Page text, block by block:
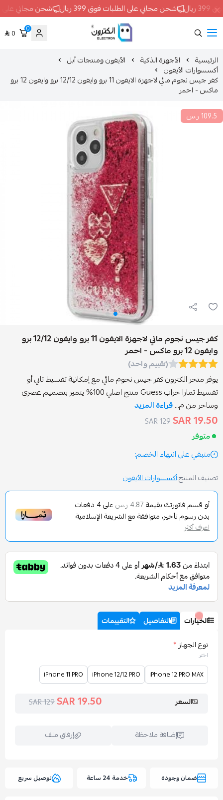
شحن مجاني على الطلبات فوق 399 ريال شحن مجاني على الطلبات فوق 399 ريال
الأجهزة الذكية الآيفون ومنتجات أبل
كفر جيس نجوم مائي لاجهزة الايفون 11 برو وايفون 12/12 برو وايفون 12 برو
كفر جيس نجوم مائي لاجهزة الايفون 11 برو وايفون 12/12 برو
(تقييم واحد)
كفر جيس نجوم مائي مع إمكانية تقسيط تابي أو
تقسيط تمارا جراب Guess منتج اصلي 100% يتميز بتصميم عصري
قراءة المزيد
129 SAR
الخصم:
أكسسوارات الأيفون
بقيمة 4.87 ر.س على4دفعات
متوافقة مع الشريعة الإسلامية
التفاصيل
التقييمات
iPhone 12
iPhone 12/12 PRO
iPhone 11 PRO
129 SAR
إضافة ملاحظة
خدمة 24 ساعة توصيل سريع